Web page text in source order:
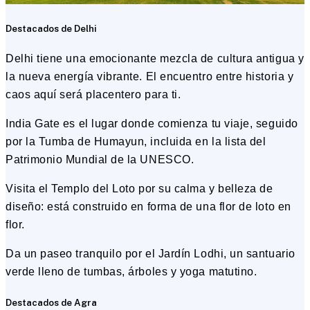
Destacados de Delhi
Delhi tiene una emocionante mezcla de cultura antigua y
la nueva energía vibrante. El encuentro entre historia y
caos aquí será placentero para ti.
India Gate es el lugar donde comienza tu viaje, seguido
por la Tumba de Humayun, incluida en la lista del
Patrimonio Mundial de la UNESCO.
Visita el Templo del Loto por su calma y belleza de
diseño: está construido en forma de una flor de loto en
flor.
Da un paseo tranquilo por el Jardín Lodhi, un santuario
verde lleno de tumbas, árboles y yoga matutino.
Destacados de Agra